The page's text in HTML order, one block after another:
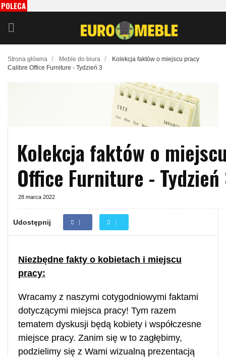
POLECA
Strona główna / Meble do biura /
Kolekcja faktów o miejscu pracy
Calibre Office Furniture - Tydzień 3
Kolekcja faktów o
Office Furniture - Tydzień
28 marca 2022
Udostępnij
Niezbędne fakty o kobietach i miejscu
pracy:
Wracamy z naszymi cotygodniowymi faktami
dotyczącymi miejsca pracy! Tym razem
tematem dyskusji będą kobiety i współczesne
miejsce pracy. Zanim się w to zagłębimy,
podzielimy się z Wami wizualną prezentacją